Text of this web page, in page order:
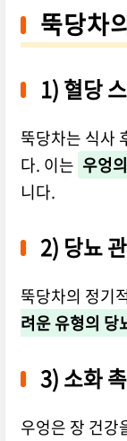
뚝당차
1) 혈당
뚝당차는 식사
다. 이는 우엉
니다.
2) 당뇨
뚝당차의 정기
려운 유형의 당
3) 소화
우엉은 장 건강